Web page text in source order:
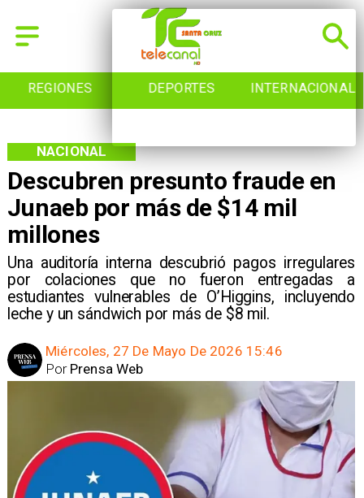
REGIONES DEPORTES INTERNACIONAL
Descubren presunto fraude en
Junaeb por más de $14 mil
millones
Una auditoría interna descubrió pagos irregulares
por colaciones que no fueron entregadas a
estudiantes vulnerables de O’Higgins, incluyendo
leche y un sándwich por más de $8 mil.
NACIONAL
Miércoles, 27 De Mayo De 2026 15:46
Prensa Web
Por